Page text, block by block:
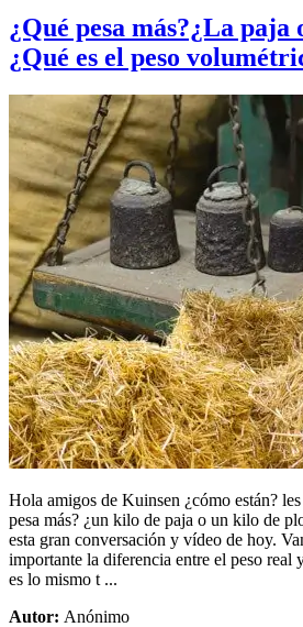
¿Qué pesa más?¿La paja
¿Qué es el peso
Hola amigos de Kuinsen ¿cómo están?
pesa más? ¿un kilo de paja o un kilo de
esta gran conversación y vídeo de hoy.
importante la diferencia entre el peso real
es lo mismo t ...
Autor: Anónimo